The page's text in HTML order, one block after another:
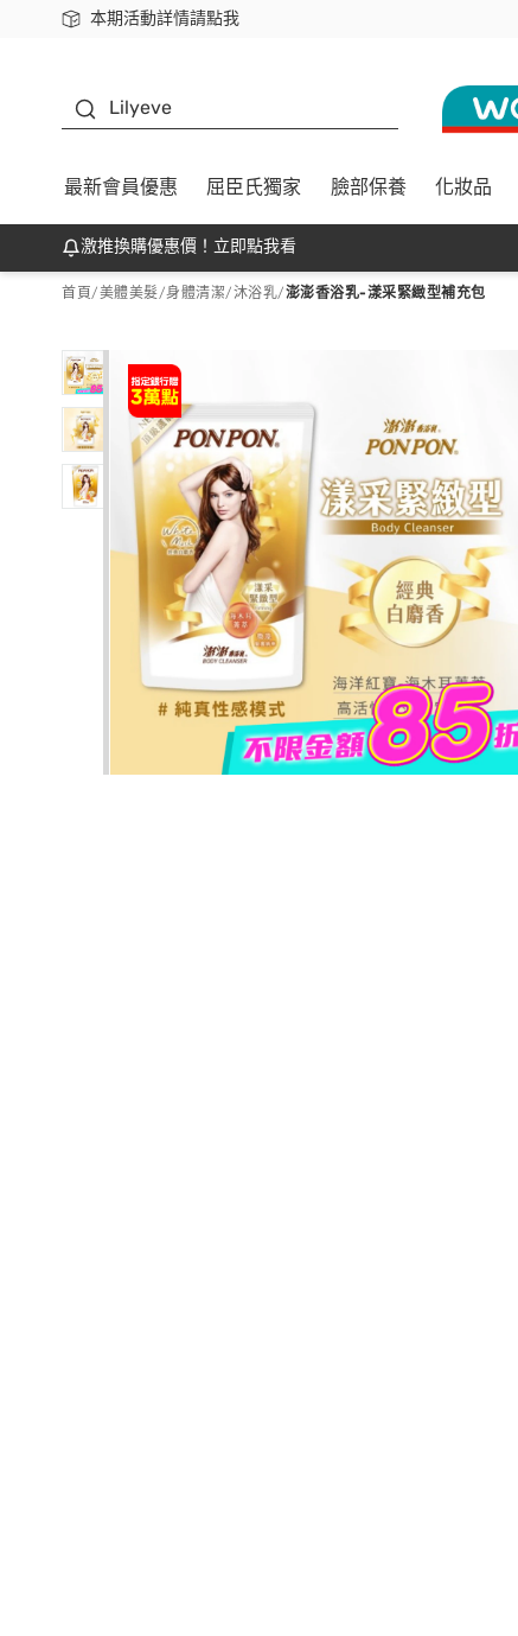
本期活動詳情請點我
下載app最高回饋$350
Lilyeve
最新會員優惠 屈臣氏獨家 臉部保養 化妝品
激推換購優惠價！立即點我看
首頁/美體美髮/身體清潔/沐浴乳/澎澎香浴乳-漾采緊緻型補充包